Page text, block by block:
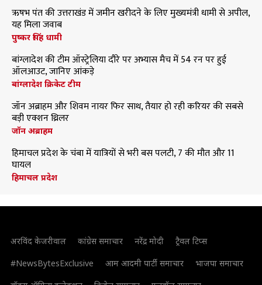
ऋषभ पंत की उत्तराखंड में जमीन खरीदने के लिए मुख्यमंत्री धामी से अपील,
यह मिला जवाब
पुष्कर सिंह धामी
बांग्लादेश की टीम ऑस्ट्रेलिया दौरे पर अभ्यास मैच में 54 रन पर हुई
ऑलआउट, जानिए आंकड़े
बांग्लादेश क्रिकेट टीम
जॉन अब्राहम और शिवम नायर फिर साथ, तैयार हो रही करियर की सबसे
बड़ी एक्शन थ्रिलर
जॉन अब्राहम
हिमाचल प्रदेश के चंबा में यात्रियों से भरी बस पलटी, 7 की मौत और 11
घायल
हिमाचल प्रदेश
अरविंद केजरीवाल कांग्रेस समाचार नरेंद्र मोदी
ट्रैवल टिप्स
#NewsBytesExclusive
आम आदमी पार्टी समाचार
भाजपा समाचार